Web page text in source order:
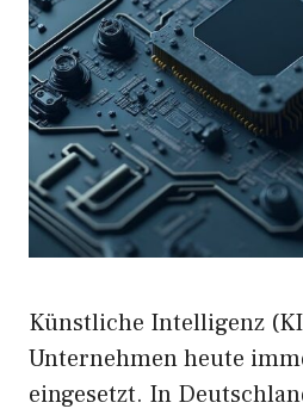
Künstliche Intelligenz
Unternehmen heute
eingesetzt. In